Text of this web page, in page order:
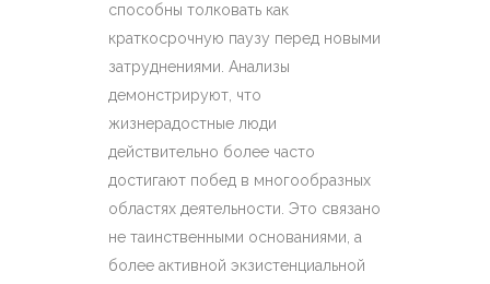
способны толковать как
краткосрочную паузу перед новыми
затруднениями. Анализы
демонстрируют, что
жизнерадостные люди
действительно более часто
достигают побед в многообразных
областях деятельности. Это связано
не таинственными основаниями, а
более активной экзистенциальной